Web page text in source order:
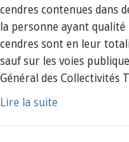
cendres contenues dans
la personne ayant
cendres sont en leur
sauf sur les voies
Général des Collectivités
Lire la suite